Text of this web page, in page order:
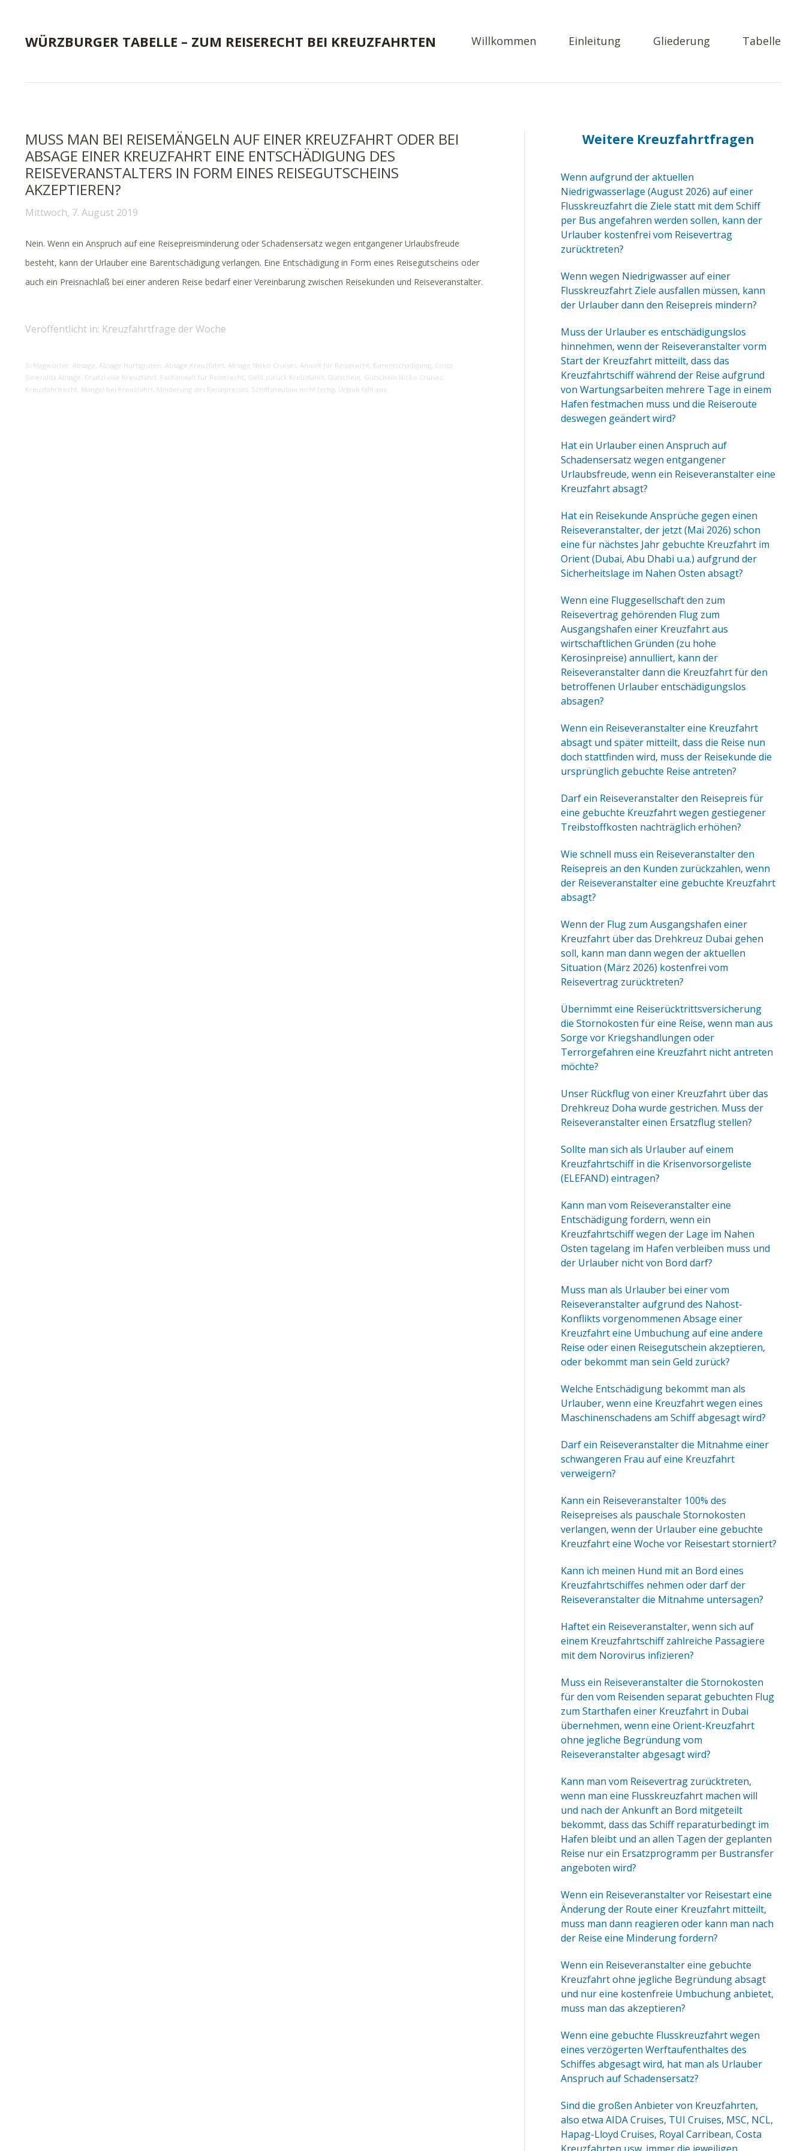
WÜRZBURGER TABELLE – ZUM REISERECHT BEI KREUZFAHRTEN Willkommen Einleitung Gliederung Tabelle
MUSS MAN BEI REISEMÄNGELN AUF EINER KREUZFAHRT ODER BEI
ABSAGE EINER KREUZFAHRT EINE ENTSCHÄDIGUNG DES
REISEVERANSTALTERS IN FORM EINES REISEGUTSCHEINS
AKZEPTIEREN?
Mittwoch, 7. August 2019
Nein. Wenn ein Anspruch auf eine Reisepreisminderung oder Schadensersatz wegen entgangener Urlaubsfreude
besteht, kann der Urlauber eine Barentschädigung verlangen. Eine Entschädigung in Form eines Reisegutscheins oder
auch ein Preisnachlaß bei einer anderen Reise bedarf einer Vereinbarung zwischen Reisekunden und Reiseveranstalter.
Veröffentlicht in: Kreuzfahrtfrage der Woche
Schlagwörter: Absage, Absage Hurtigruten, Absage Kreuzfahrt, Absage Nicko Cruises, Anwalt für Reiserecht, Barentschädigung, Costa
Smeralda Absage, Ersatzreise Kreuzfahrt, Fachanwalt für Reiserecht, Geld zurück Kreuzfahrt, Gutschein, Gutschein Nicko Cruises,
Kreuzfahrtrecht, Mängel bei Kreuzfahrt, Minderung des Reisepreises, Schiffsneubau nicht fertig, Urlaub fällt aus
Weitere Kreuzfahrtfragen
Wenn aufgrund der aktuellen
Niedrigwasserlage (August 2026) auf einer
Flusskreuzfahrt die Ziele statt mit dem Schiff
per Bus angefahren werden sollen, kann der
Urlauber kostenfrei vom Reisevertrag
zurücktreten?
Wenn wegen Niedrigwasser auf einer
Flusskreuzfahrt Ziele ausfallen müssen, kann
der Urlauber dann den Reisepreis mindern?
Muss der Urlauber es entschädigungslos
hinnehmen, wenn der Reiseveranstalter vorm
Start der Kreuzfahrt mitteilt, dass das
Kreuzfahrtschiff während der Reise aufgrund
von Wartungsarbeiten mehrere Tage in einem
Hafen festmachen muss und die Reiseroute
deswegen geändert wird?
Hat ein Urlauber einen Anspruch auf
Schadensersatz wegen entgangener
Urlaubsfreude, wenn ein Reiseveranstalter eine
Kreuzfahrt absagt?
Hat ein Reisekunde Ansprüche gegen einen
Reiseveranstalter, der jetzt (Mai 2026) schon
eine für nächstes Jahr gebuchte Kreuzfahrt im
Orient (Dubai, Abu Dhabi u.a.) aufgrund der
Sicherheitslage im Nahen Osten absagt?
Wenn eine Fluggesellschaft den zum
Reisevertrag gehörenden Flug zum
Ausgangshafen einer Kreuzfahrt aus
wirtschaftlichen Gründen (zu hohe
Kerosinpreise) annulliert, kann der
Reiseveranstalter dann die Kreuzfahrt für den
betroffenen Urlauber entschädigungslos
absagen?
Wenn ein Reiseveranstalter eine Kreuzfahrt
absagt und später mitteilt, dass die Reise nun
doch stattfinden wird, muss der Reisekunde die
ursprünglich gebuchte Reise antreten?
Darf ein Reiseveranstalter den Reisepreis für
eine gebuchte Kreuzfahrt wegen gestiegener
Treibstoffkosten nachträglich erhöhen?
Wie schnell muss ein Reiseveranstalter den
Reisepreis an den Kunden zurückzahlen, wenn
der Reiseveranstalter eine gebuchte Kreuzfahrt
absagt?
Wenn der Flug zum Ausgangshafen einer
Kreuzfahrt über das Drehkreuz Dubai gehen
soll, kann man dann wegen der aktuellen
Situation (März 2026) kostenfrei vom
Reisevertrag zurücktreten?
Übernimmt eine Reiserücktrittsversicherung
die Stornokosten für eine Reise, wenn man aus
Sorge vor Kriegshandlungen oder
Terrorgefahren eine Kreuzfahrt nicht antreten
möchte?
Unser Rückflug von einer Kreuzfahrt über das
Drehkreuz Doha wurde gestrichen. Muss der
Reiseveranstalter einen Ersatzflug stellen?
Sollte man sich als Urlauber auf einem
Kreuzfahrtschiff in die Krisenvorsorgeliste
(ELEFAND) eintragen?
Kann man vom Reiseveranstalter eine
Entschädigung fordern, wenn ein
Kreuzfahrtschiff wegen der Lage im Nahen
Osten tagelang im Hafen verbleiben muss und
der Urlauber nicht von Bord darf?
Muss man als Urlauber bei einer vom
Reiseveranstalter aufgrund des Nahost-
Konflikts vorgenommenen Absage einer
Kreuzfahrt eine Umbuchung auf eine andere
Reise oder einen Reisegutschein akzeptieren,
oder bekommt man sein Geld zurück?
Welche Entschädigung bekommt man als
Urlauber, wenn eine Kreuzfahrt wegen eines
Maschinenschadens am Schiff abgesagt wird?
Darf ein Reiseveranstalter die Mitnahme einer
schwangeren Frau auf eine Kreuzfahrt
verweigern?
Kann ein Reiseveranstalter 100% des
Reisepreises als pauschale Stornokosten
verlangen, wenn der Urlauber eine gebuchte
Kreuzfahrt eine Woche vor Reisestart storniert?
Kann ich meinen Hund mit an Bord eines
Kreuzfahrtschiffes nehmen oder darf der
Reiseveranstalter die Mitnahme untersagen?
Haftet ein Reiseveranstalter, wenn sich auf
einem Kreuzfahrtschiff zahlreiche Passagiere
mit dem Norovirus infizieren?
Muss ein Reiseveranstalter die Stornokosten
für den vom Reisenden separat gebuchten Flug
zum Starthafen einer Kreuzfahrt in Dubai
übernehmen, wenn eine Orient-Kreuzfahrt
ohne jegliche Begründung vom
Reiseveranstalter abgesagt wird?
Kann man vom Reisevertrag zurücktreten,
wenn man eine Flusskreuzfahrt machen will
und nach der Ankunft an Bord mitgeteilt
bekommt, dass das Schiff reparaturbedingt im
Hafen bleibt und an allen Tagen der geplanten
Reise nur ein Ersatzprogramm per Bustransfer
angeboten wird?
Wenn ein Reiseveranstalter vor Reisestart eine
Änderung der Route einer Kreuzfahrt mitteilt,
muss man dann reagieren oder kann man nach
der Reise eine Minderung fordern?
Wenn ein Reiseveranstalter eine gebuchte
Kreuzfahrt ohne jegliche Begründung absagt
und nur eine kostenfreie Umbuchung anbietet,
muss man das akzeptieren?
Wenn eine gebuchte Flusskreuzfahrt wegen
eines verzögerten Werftaufenthaltes des
Schiffes abgesagt wird, hat man als Urlauber
Anspruch auf Schadensersatz?
Sind die großen Anbieter von Kreuzfahrten,
also etwa AIDA Cruises, TUI Cruises, MSC, NCL,
Hapag-Lloyd Cruises, Royal Carribean, Costa